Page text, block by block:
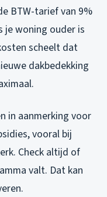
BTW-tarief van 9%
je woning ouder is
scheelt dat
dakbedekking
in aanmerking voor
vooral bij
Check altijd of
valt. Dat kan